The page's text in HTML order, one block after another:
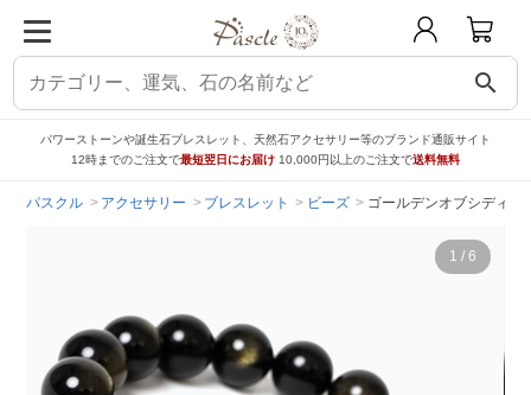
search
パワーストーンや誕生石ブレスレット、天然石アクセサリー等のブランド通販サイト
12時までのご注文で最短翌日にお届け 10,000円以上のご注文で送料無料
パスクル アクセサリー ブレスレット ビーズ ゴールデンオブシディア
1 / 6